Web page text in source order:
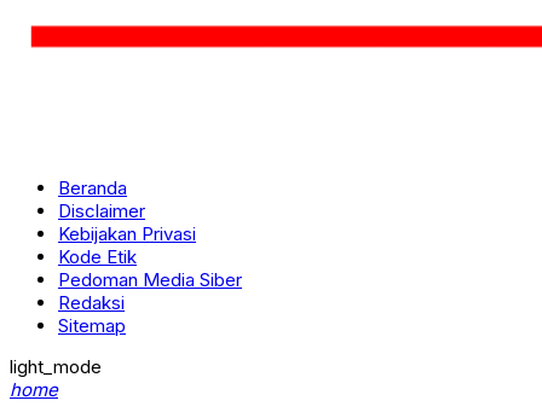
Beranda
Disclaimer
Kebijakan Privasi
Kode Etik
Pedoman Media Siber
Redaksi
Sitemap
light_mode
home